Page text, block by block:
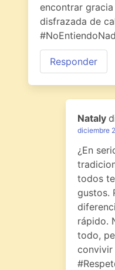
encontrar
disfrazada de
Responder
Nataly
diciembre
¿En
todos
gustos.
rápido.
todo,
convivir